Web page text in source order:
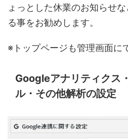
ょっとした休業のお知らせ
る事をお勧めします。
※トップページも管理画面に
Googleアナリティクス
ル・その他解析の設定